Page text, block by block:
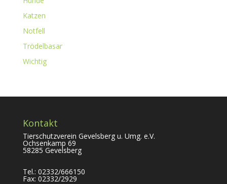
Katzen
Notfell
Trödelbasar
Wichtig
Kontakt
Tierschutzverein Gevelsberg u. Umg. e.V.
Ochsenkamp 69
58285 Gevelsberg
Tel.: 02332/666150
Fax: 02332/2929